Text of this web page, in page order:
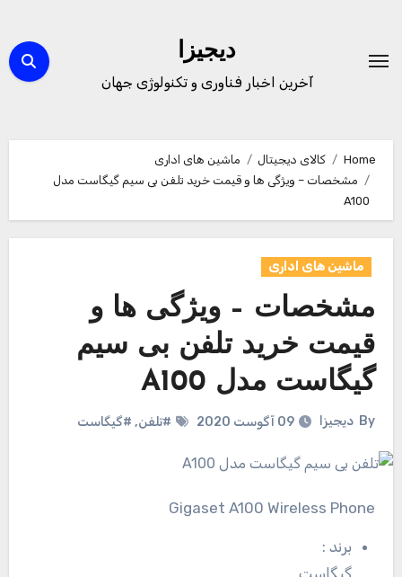
content
دیجیزا
آخرین اخبار فناوری و تکنولوژی جهان
Home کالای دیجیتال
ماشین های اداری
مشخصات – ویژگی ها و قیمت خرید تلفن بی سیم گیگاست مدل
A100
ماشین های اداری
مشخصات – ویژگی ها و
قیمت خرید تلفن بی سیم
گیگاست مدل A100
By دیجیزا 09 آگوست 2020 #تلفن, #گیگاست
Gigaset A100 Wireless Phone
برند: